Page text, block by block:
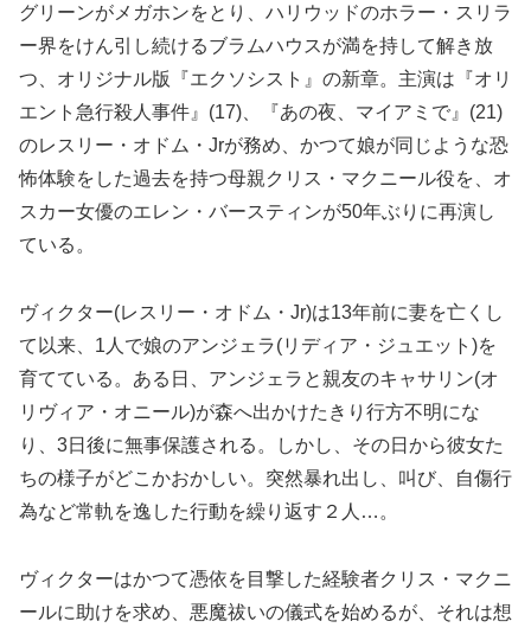
グリーンがメガホンをとり、ハリウッドのホラー・スリラ
ー界をけん引し続けるブラムハウスが満を持して解き放
つ、オリジナル版『エクソシスト』の新章。主演は『オリ
エント急行殺人事件』(17)、『あの夜、マイアミで』(21)
のレスリー・オドム・Jrが務め、かつて娘が同じような恐
怖体験をした過去を持つ母親クリス・マクニール役を、オ
スカー女優のエレン・バースティンが50年ぶりに再演し
ている。
ヴィクター(レスリー・オドム・Jr)は13年前に妻を亡くし
て以来、1人で娘のアンジェラ(リディア・ジュエット)を
育てている。ある日、アンジェラと親友のキャサリン(オ
リヴィア・オニール)が森へ出かけたきり行方不明にな
り、3日後に無事保護される。しかし、その日から彼女た
ちの様子がどこかおかしい。突然暴れ出し、叫び、自傷行
為など常軌を逸した行動を繰り返す２人…。
ヴィクターはかつて憑依を目撃した経験者クリス・マクニ
ールに助けを求め、悪魔祓いの儀式を始めるが、それは想